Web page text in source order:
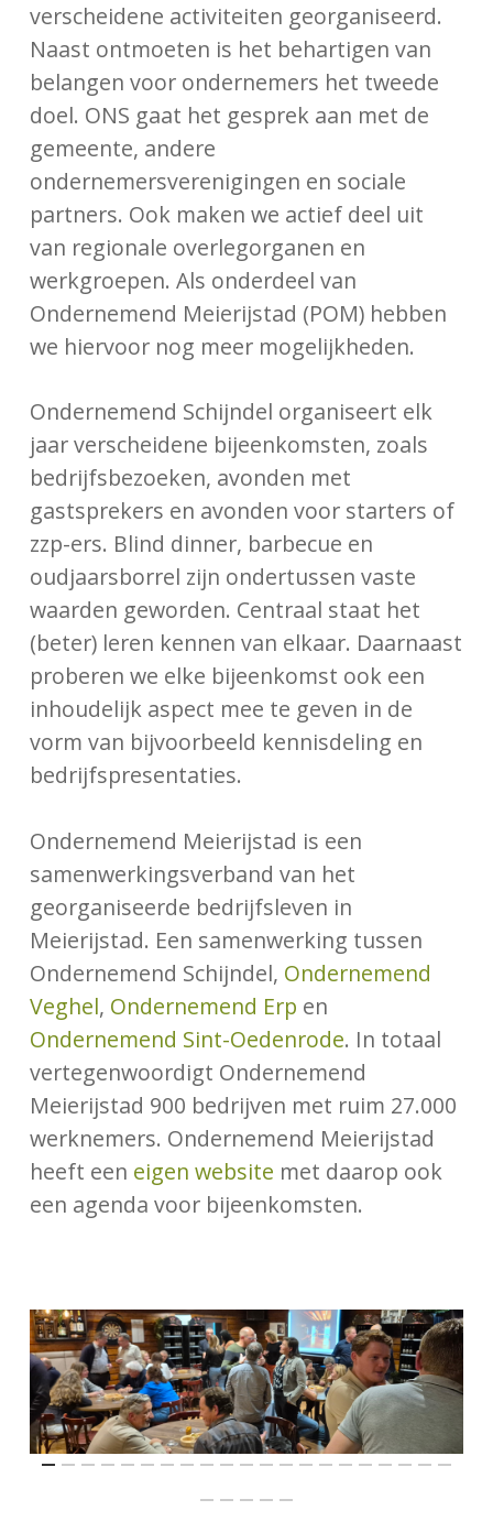
verscheidene activiteiten georganiseerd.
Naast ontmoeten is het behartigen van
belangen voor ondernemers het tweede
doel. ONS gaat het gesprek aan met de
gemeente, andere
ondernemersverenigingen en sociale
partners. Ook maken we actief deel uit
van regionale overlegorganen en
werkgroepen. Als onderdeel van
Ondernemend Meierijstad (POM) hebben
we hiervoor nog meer mogelijkheden.
Ondernemend Schijndel organiseert elk
jaar verscheidene bijeenkomsten, zoals
bedrijfsbezoeken, avonden met
gastsprekers en avonden voor starters of
zzp-ers. Blind dinner, barbecue en
oudjaarsborrel zijn ondertussen vaste
waarden geworden. Centraal staat het
(beter) leren kennen van elkaar. Daarnaast
proberen we elke bijeenkomst ook een
inhoudelijk aspect mee te geven in de
vorm van bijvoorbeeld kennisdeling en
bedrijfspresentaties.
Ondernemend Meierijstad is een
samenwerkingsverband van het
georganiseerde bedrijfsleven in
Meierijstad. Een samenwerking tussen
Ondernemend Schijndel, Ondernemend
Veghel, Ondernemend Erp en
Ondernemend Sint-Oedenrode. In totaal
vertegenwoordigt Ondernemend
Meierijstad 900 bedrijven met ruim 27.000
werknemers. Ondernemend Meierijstad
heeft een eigen website met daarop ook
een agenda voor bijeenkomsten.